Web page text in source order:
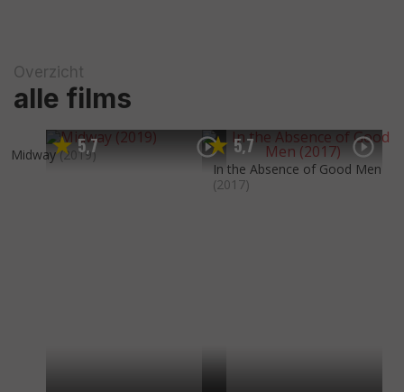
Overzicht
alle films
5,7
Midway (2019) 5,7
In the Absence of Good Men
(2017)